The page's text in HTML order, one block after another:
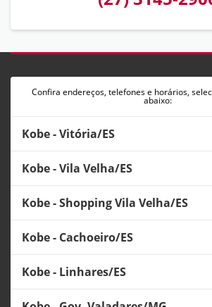
Confira endereços, telefones e horários,
abaixo:
Kobe - Vitória/ES
Kobe - Vila Velha/ES
Kobe - Shopping Vila Velha/ES
Kobe - Cachoeiro/ES
Kobe - Linhares/ES